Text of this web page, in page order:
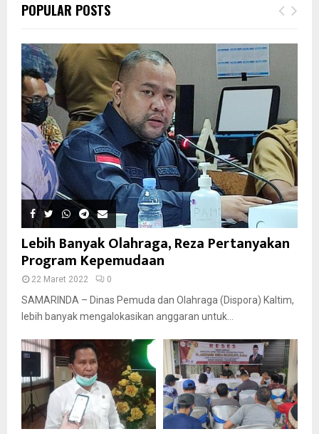
POPULAR POSTS
Lebih Banyak Olahraga, Reza Pertanyakan
Program Kepemudaan
22 Maret 2022 0
SAMARINDA – Dinas Pemuda dan Olahraga (Dispora) Kaltim,
lebih banyak mengalokasikan anggaran untuk...